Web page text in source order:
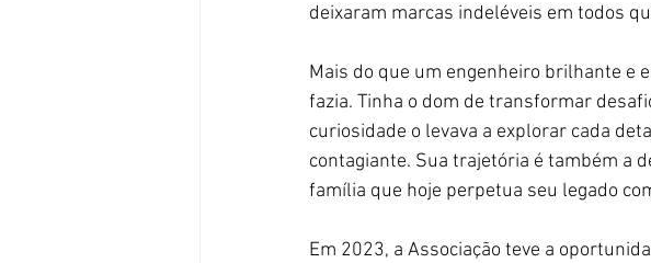
deixaram marcas indeléveis em todos
Mais do que um engenheiro brilhante e
fazia. Tinha o dom de transformar
curiosidade o levava a explorar cada
contagiante. Sua trajetória é também a
família que hoje perpetua seu legado
Em 2023, a Associação teve a